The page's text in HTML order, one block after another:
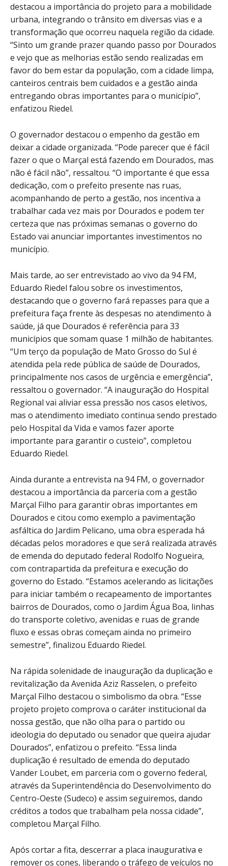
destacou a importância do projeto para a mobilidade
urbana, integrando o trânsito em diversas vias e a
transformação que ocorreu naquela região da cidade.
“Sinto um grande prazer quando passo por Dourados
e vejo que as melhorias estão sendo realizadas em
favor do bem estar da população, com a cidade limpa,
canteiros centrais bem cuidados e a gestão ainda
entregando obras importantes para o município”,
enfatizou Riedel.
O governador destacou o empenho da gestão em
deixar a cidade organizada. “Pode parecer que é fácil
fazer o que o Marçal está fazendo em Dourados, mas
não é fácil não”, ressaltou. “O importante é que essa
dedicação, com o prefeito presente nas ruas,
acompanhando de perto a gestão, nos incentiva a
trabalhar cada vez mais por Dourados e podem ter
certeza que nas próximas semanas o governo do
Estado vai anunciar importantes investimentos no
município.
Mais tarde, ao ser entrevistado ao vivo da 94 FM,
Eduardo Riedel falou sobre os investimentos,
destacando que o governo fará repasses para que a
prefeitura faça frente às despesas no atendimento à
saúde, já que Dourados é referência para 33
municípios que somam quase 1 milhão de habitantes.
“Um terço da população de Mato Grosso do Sul é
atendida pela rede pública de saúde de Dourados,
principalmente nos casos de urgência e emergência”,
ressaltou o governador. “A inauguração do Hospital
Regional vai aliviar essa pressão nos casos eletivos,
mas o atendimento imediato continua sendo prestado
pelo Hospital da Vida e vamos fazer aporte
importante para garantir o custeio”, completou
Eduardo Riedel.
Ainda durante a entrevista na 94 FM, o governador
destacou a importância da parceria com a gestão
Marçal Filho para garantir obras importantes em
Dourados e citou como exemplo a pavimentação
asfáltica do Jardim Pelicano, uma obra esperada há
décadas pelos moradores e que será realizada através
de emenda do deputado federal Rodolfo Nogueira,
com contrapartida da prefeitura e execução do
governo do Estado. “Estamos acelerando as licitações
para iniciar também o recapeamento de importantes
bairros de Dourados, como o Jardim Água Boa, linhas
do transporte coletivo, avenidas e ruas de grande
fluxo e essas obras começam ainda no primeiro
semestre”, finalizou Eduardo Riedel.
Na rápida solenidade de inauguração da duplicação e
revitalização da Avenida Aziz Rasselen, o prefeito
Marçal Filho destacou o simbolismo da obra. “Esse
projeto projeto comprova o caráter institucional da
nossa gestão, que não olha para o partido ou
ideologia do deputado ou senador que queira ajudar
Dourados”, enfatizou o prefeito. “Essa linda
duplicação é resultado de emenda do deputado
Vander Loubet, em parceria com o governo federal,
através da Superintendência do Desenvolvimento do
Centro-Oeste (Sudeco) e assim seguiremos, dando
créditos a todos que trabalham pela nossa cidade”,
completou Marçal Filho.
Após cortar a fita, descerrar a placa inaugurativa e
remover os cones, liberando o tráfego de veículos no